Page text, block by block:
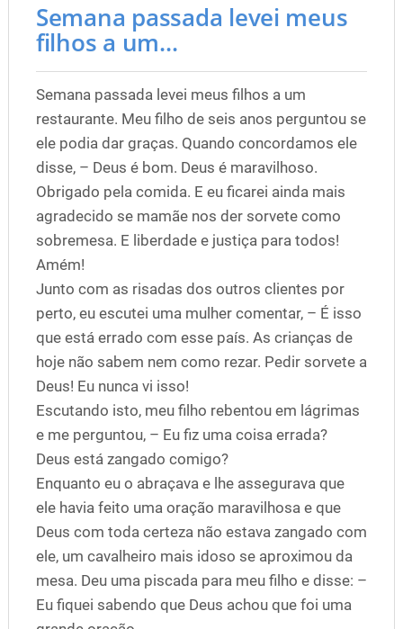
Semana passada levei meus
filhos a um...
Semana passada levei meus filhos a um
restaurante. Meu filho de seis anos perguntou se
ele podia dar graças. Quando concordamos ele
disse, – Deus é bom. Deus é maravilhoso.
Obrigado pela comida. E eu ficarei ainda mais
agradecido se mamãe nos der sorvete como
sobremesa. E liberdade e justiça para todos!
Amém!
Junto com as risadas dos outros clientes por
perto, eu escutei uma mulher comentar, – É isso
que está errado com esse país. As crianças de
hoje não sabem nem como rezar. Pedir sorvete a
Deus! Eu nunca vi isso!
Escutando isto, meu filho rebentou em lágrimas
e me perguntou, – Eu fiz uma coisa errada?
Deus está zangado comigo?
Enquanto eu o abraçava e lhe assegurava que
ele havia feito uma oração maravilhosa e que
Deus com toda certeza não estava zangado com
ele, um cavalheiro mais idoso se aproximou da
mesa. Deu uma piscada para meu filho e disse: –
Eu fiquei sabendo que Deus achou que foi uma